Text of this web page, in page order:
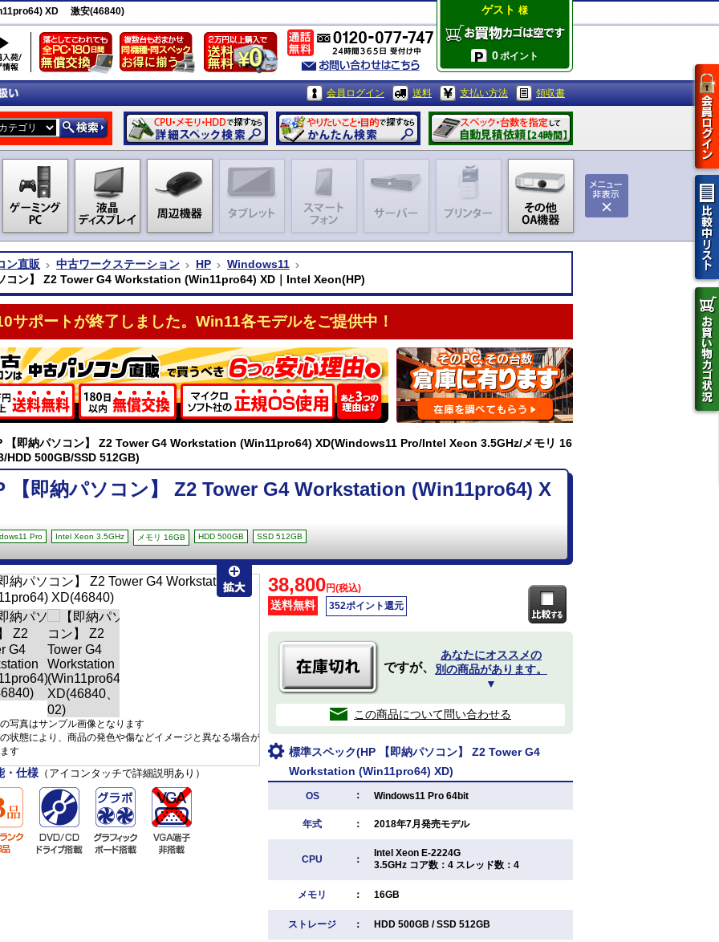
XD 激安(46840) ゲスト 様
0ポイント
会員ログイン 送料 支払い方法 領収書
ン直販 中古ワークステーション HP
Windows11
コン】 Z2 Tower G4 Workstation (Win11pro64) XD｜Intel Xeon(HP)
サポートが終了しました。Win11各モデルをご提供中！
【即納パソコン】 Z2 Tower G4 Workstation (Win11pro64) XD(Windows11 Pro/Intel Xeon 3.5GHz/メモリ 16
HDD 500GB/SSD 512GB)
【即納パソコン】 Z2 Tower G4 Workstation (Win11pro64) X
Pro Intel Xeon 3.5GHz メモリ 16GB HDD 500GB SSD 512GB
写真はサンプル画像となります
状態により、商品の発色や傷などイメージと異なる場合が
す
・仕様 （アイコンタッチで詳細説明あり）
38,800円(税込)
送料無料 352ポイント還元
ですが、
あなたにオススメの
別の商品があります。
▼
この商品について問い合わせる
標準スペック(HP 【即納パソコン】 Z2 Tower G4
Workstation (Win11pro64) XD)
OS ： Windows11 Pro 64bit
年式 ： 2018年7月発売モデル
CPU ：
Intel Xeon E-2224G
3.5GHz コア数：4 スレッド数：4
メモリ ： 16GB
ストレージ ： HDD 500GB / SSD 512GB